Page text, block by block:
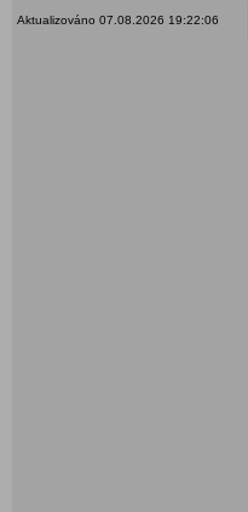
Aktualizováno 07.08.2026 19:22:06